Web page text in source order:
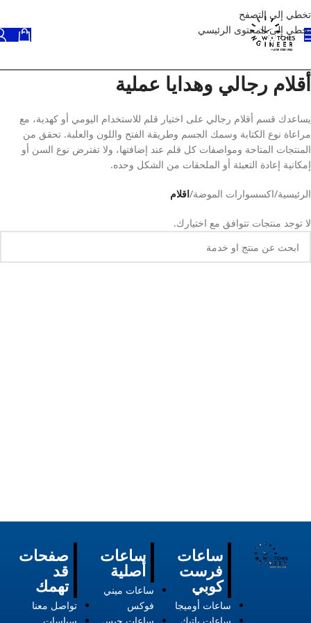
تخطي إلى التصفح
تخطي إلى المحتوى الرئيسي
أقلام رجالي وهدايا عملية
يساعدك قسم أقلام رجالي على اختيار قلم للاستخدام اليومي أو كهدية، مع
مراعاة نوع الكتابة وسمك الجسم وطريقة الفتح واللون والعلبة. تحقق من
المنتجات المتاحة ومواصفات كل قلم عند إضافتها، ولا تفترض نوع السن أو
إمكانية إعادة التعبئة أو الملحقات من الشكل وحده.
الرئيسية/اكسسوارات الموضة/اقلام
لا توجد منتجات تتوافق مع اختيارك.
صفحات
قد
تهمك
تواصل معنا
ساعات
أصلية
ساعات ميني
فوكس
ساعات
فرست
كوبي
ساعات أوميجا